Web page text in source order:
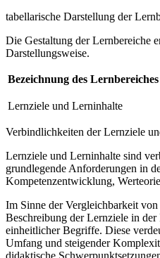
tabellarische Darstellung der
Die Gestaltung der Lernbereiche
Darstellungsweise.
Bezeichnung des Lernbereiches
Lernziele und Lerninhalte
Verbindlichkeiten der Lernziele
Lernziele und Lerninhalte sind
grundlegende Anforderungen in
Kompetenzentwicklung,
Im Sinne der Vergleichbarkeit
Beschreibung der Lernziele in
einheitlicher Begriffe. Diese
Umfang und steigender